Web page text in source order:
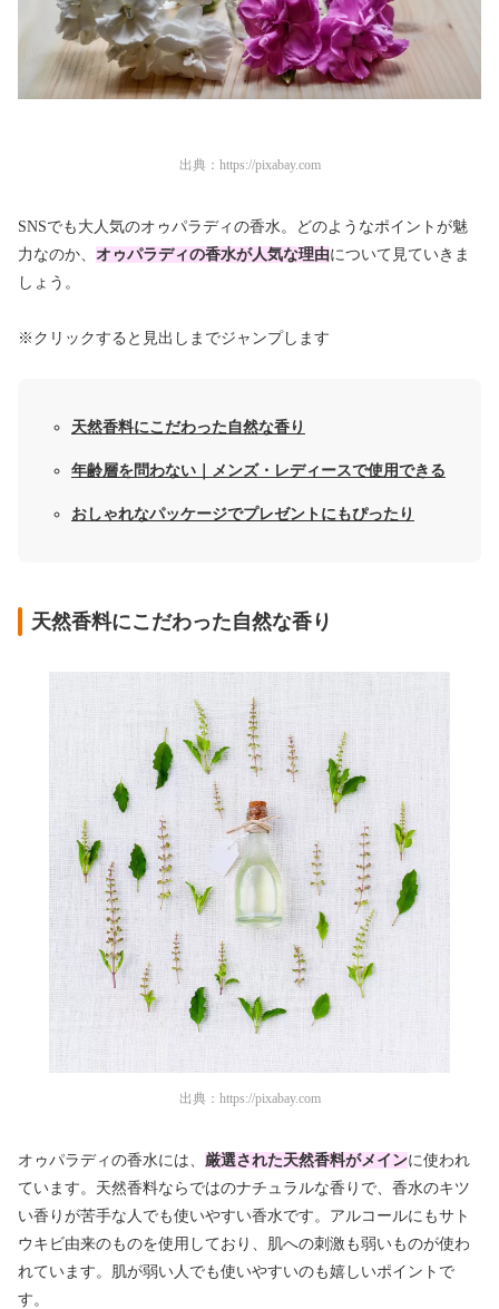
出典： https://pixabay.com
SNSでも大人気のオゥパラディの香水。どのようなポイントが魅
力なのか、 オゥパラディの香水が人気な理由について見ていきま
しょう。
※クリックすると見出しまでジャンプします
天然香料にこだわった自然な香り
年齢層を問わない｜メンズ・レディースで使用できる
おしゃれなパッケージでプレゼントにもぴったり
天然香料にこだわった自然な香り
出典： https://pixabay.com
オゥパラディの香水には、 厳選された天然香料がメインに使われ
ています。天然香料ならではのナチュラルな香りで、香水のキツ
い香りが苦手な人でも使いやすい香水です。アルコールにもサト
ウキビ由来のものを使用しており、肌への刺激も弱いものが使わ
れています。肌が弱い人でも使いやすいのも嬉しいポイントで
す。